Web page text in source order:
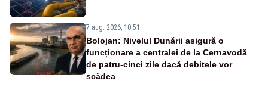
7 aug. 2026, 10:51
Bolojan: Nivelul Dunării asigură o
funcționare a centralei de la Cernavodă
de patru-cinci zile dacă debitele vor
scădea